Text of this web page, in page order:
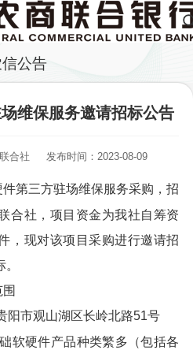
公告
维保服务邀请招标公告
合社 发布时间：2023-08-09
第三方驻场维保服务采购，招
合社，项目资金为我社自筹资
，现对该项目采购进行邀请招
阳市观山湖区长岭北路51号
软硬件产品种类繁多（包括各